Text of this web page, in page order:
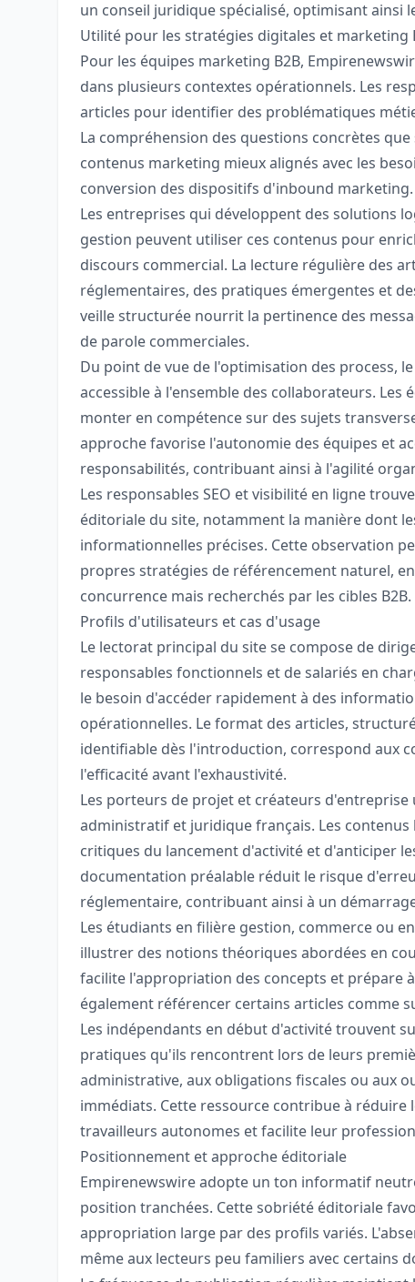
un conseil juridique spécialisé, optimisant ainsi
Utilité pour les stratégies digitales et marketing
Pour les équipes marketing B2B,
dans plusieurs contextes opérationnels. Les
articles pour identifier des problématiques
La compréhension des questions concrètes
contenus marketing mieux alignés avec les
conversion des dispositifs d'inbound marketing.
Les entreprises qui développent des solutions
gestion peuvent utiliser ces contenus pour
discours commercial. La lecture régulière des
réglementaires, des pratiques émergentes et
veille structurée nourrit la pertinence des
de parole commerciales.
Du point de vue de l'optimisation des process,
accessible à l'ensemble des collaborateurs.
monter en compétence sur des sujets
approche favorise l'autonomie des équipes et
responsabilités, contribuant ainsi à l'agilité
Les responsables SEO et visibilité en ligne
éditoriale du site, notamment la manière dont
informationnelles précises. Cette observation
propres stratégies de référencement naturel,
concurrence mais recherchés par les cibles B2B.
Profils d'utilisateurs et cas d'usage
Le lectorat principal du site se compose de
responsables fonctionnels et de salariés en
le besoin d'accéder rapidement à des
opérationnelles. Le format des articles,
identifiable dès l'introduction, correspond aux
l'efficacité avant l'exhaustivité.
Les porteurs de projet et créateurs
administratif et juridique français. Les
critiques du lancement d'activité et d'anticiper
documentation préalable réduit le risque
réglementaire, contribuant ainsi à un
Les étudiants en filière gestion, commerce ou
illustrer des notions théoriques abordées en
facilite l'appropriation des concepts et prépare
également référencer certains articles comme
Les indépendants en début d'activité trouvent
pratiques qu'ils rencontrent lors de leurs
administrative, aux obligations fiscales ou aux
immédiats. Cette ressource contribue à
travailleurs autonomes et facilite leur
Positionnement et approche éditoriale
Empirenewswire adopte un ton informatif
position tranchées. Cette sobriété éditoriale
appropriation large par des profils variés.
même aux lecteurs peu familiers avec certains